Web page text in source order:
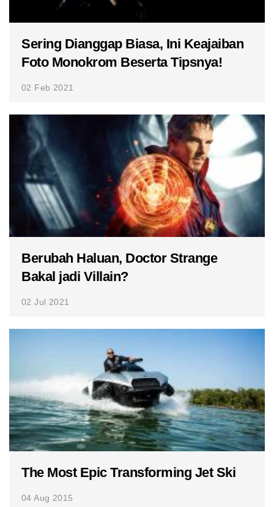
Sering Dianggap Biasa, Ini Keajaiban
Foto Monokrom Beserta Tipsnya!
02 Feb 2021
Berubah Haluan, Doctor Strange
Bakal jadi Villain?
02 Jul 2021
The Most Epic Transforming Jet Ski
04 Aug 2015